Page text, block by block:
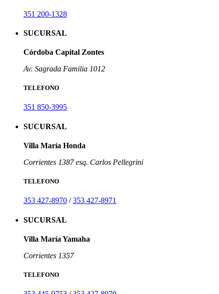
351 200-1328
SUCURSAL
Córdoba Capital Zontes
Av. Sagrada Familia 1012
TELEFONO
351 850-3995
SUCURSAL
Villa María Honda
Corrientes 1387 esq. Carlos Pellegrini
TELEFONO
353 427-8970 /353 427-8971
SUCURSAL
Villa María Yamaha
Corrientes 1357
TELEFONO